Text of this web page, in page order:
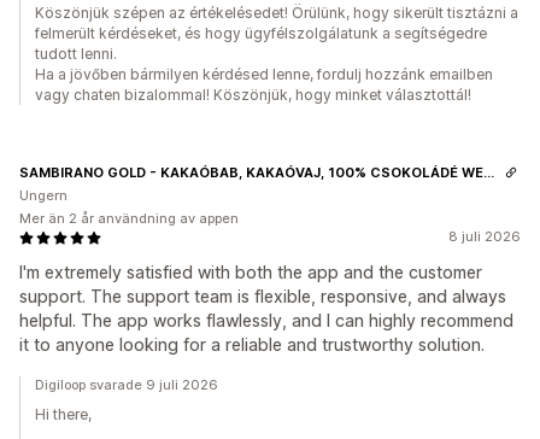
Köszönjük szépen az értékelésedet! Örülünk, hogy sikerült tisztázni a
felmerült kérdéseket, és hogy ügyfélszolgálatunk a segítségedre
tudott lenni.
Ha a jövőben bármilyen kérdésed lenne, fordulj hozzánk emailben
vagy chaten bizalommal! Köszönjük, hogy minket választottál!
8 juli 2026
I'm extremely satisfied with both the app and the customer
support. The support team is flexible, responsive, and always
helpful. The app works flawlessly, and I can highly recommend
it to anyone looking for a reliable and trustworthy solution.
SAMBIRANO GOLD - KAKAÓBAB, KAKAÓVAJ, 100% CSOKOLÁDÉ WEBÁRUHÁZ
Ungern
Mer än 2 år användning av appen
Digiloop svarade 9 juli 2026
Hi there,